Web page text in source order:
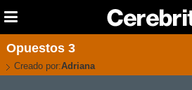
Opuestos 3
Creado por:Adriana